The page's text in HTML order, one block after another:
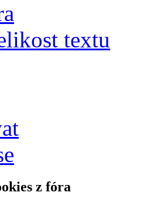
textu
z fóra